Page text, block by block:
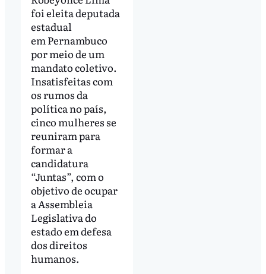
foi eleita deputada
estadual
em Pernambuco
por meio de um
mandato coletivo.
Insatisfeitas com
os rumos da
política no país,
cinco mulheres se
reuniram para
formar a
candidatura
“Juntas”, com o
objetivo de ocupar
a Assembleia
Legislativa do
estado em defesa
dos direitos
humanos.